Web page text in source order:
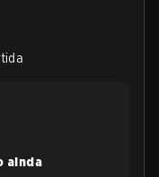
ainda